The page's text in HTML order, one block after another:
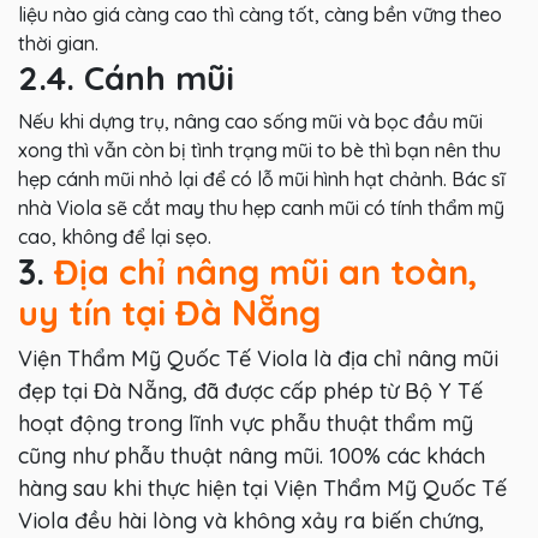
liệu nào giá càng cao thì càng tốt, càng bền vững theo
thời gian.
2.4. Cánh mũi
Nếu khi dựng trụ, nâng cao sống mũi và bọc đầu mũi
xong thì vẫn còn bị tình trạng mũi to bè thì bạn nên thu
hẹp cánh mũi nhỏ lại để có lỗ mũi hình hạt chảnh. Bác sĩ
nhà Viola sẽ cắt may thu hẹp canh mũi có tính thẩm mỹ
cao, không để lại sẹo.
3. Địa chỉ nâng mũi an toàn,
uy tín tại Đà Nẵng
Viện Thẩm Mỹ Quốc Tế Viola là địa chỉ nâng mũi
đẹp tại Đà Nẵng, đã được cấp phép từ Bộ Y Tế
hoạt động trong lĩnh vực phẫu thuật thẩm mỹ
cũng như phẫu thuật nâng mũi. 100% các khách
hàng sau khi thực hiện tại Viện Thẩm Mỹ Quốc Tế
Viola đều hài lòng và không xảy ra biến chứng,